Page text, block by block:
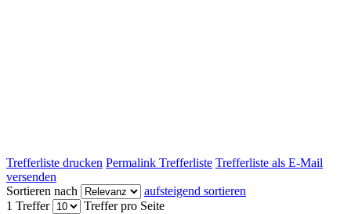
Trefferliste drucken Permalink Trefferliste Trefferliste als E-Mail
versenden
Sortieren nach
aufsteigend sortieren
1 Treffer
Treffer pro Seite